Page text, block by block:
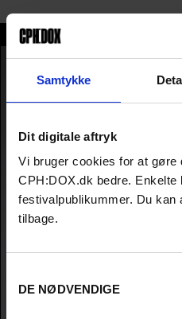
Samtykke
Dit digitale aftryk
Vi bruger cookies for at gøre
CPH:DOX.dk bedre. Enkelte
festivalpublikummer. Du
tilbage.
DE NØDVENDIGE
Fuyu Zhong